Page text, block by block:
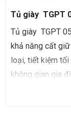
Tủ giày TGPT
Tủ giày TGPT
khả năng cất
loại, tiết kiệm
không gian gia